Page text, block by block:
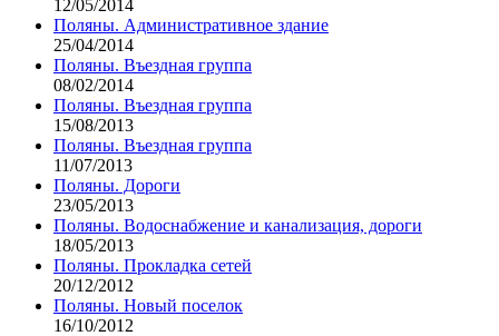
12/05/2014
Поляны. Административное здание
25/04/2014
Поляны. Въездная группа
08/02/2014
Поляны. Въездная группа
15/08/2013
Поляны. Въездная группа
11/07/2013
Поляны. Дороги
23/05/2013
Поляны. Водоснабжение и канализация, дороги
18/05/2013
Поляны. Прокладка сетей
20/12/2012
Поляны. Новый поселок
16/10/2012